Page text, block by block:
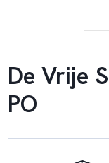
De Vrije
PO